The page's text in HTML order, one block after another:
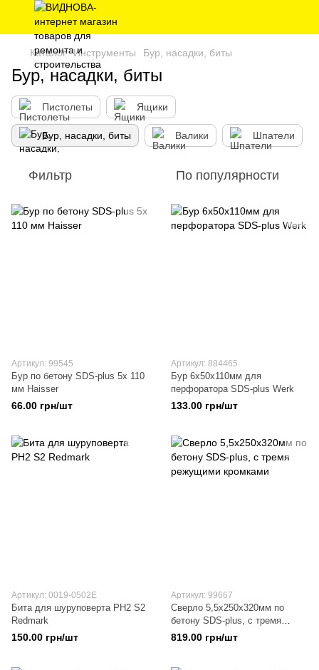
Каталог Инструменты Бур, насадки, биты
Бур, насадки, биты
Пистолеты Ящики
Бур, насадки, биты Валики Шпатели
Фильтр По популярности
Артикул: 99545
Бур по бетону SDS-plus 5х 110
мм Haisser
66.00 грн/шт
Артикул: 884465
Бур 6x50x110мм для
перфоратора SDS-plus Werk
133.00 грн/шт
Артикул: 0019-0502E
Бита для шуруповерта PH2 S2
Redmark
150.00 грн/шт
Артикул: 99667
Сверло 5,5х250х320мм по
бетону SDS-plus, с тремя
режущими кромками
819.00 грн/шт